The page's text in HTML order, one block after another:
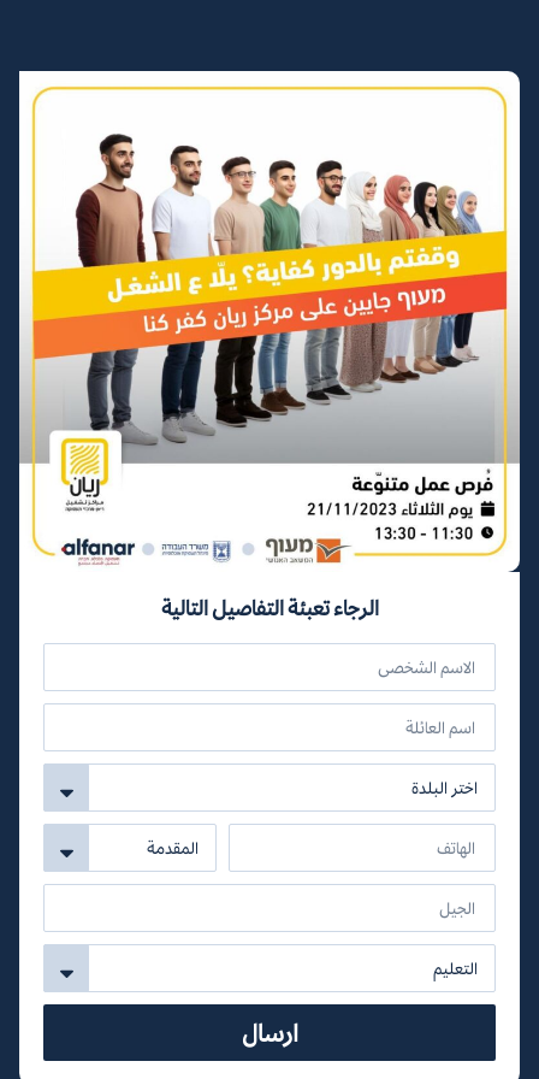
الرجاء تعبئة التفاصيل التالية
ارسال